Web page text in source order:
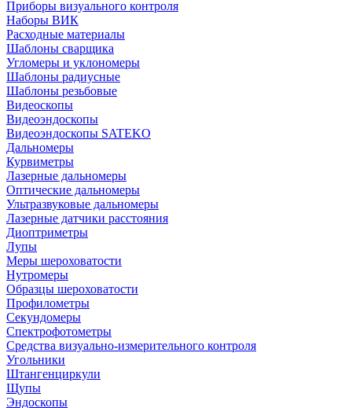
Приборы визуального контроля
Наборы ВИК
Расходные материалы
Шаблоны сварщика
Угломеры и уклономеры
Шаблоны радиусные
Шаблоны резьбовые
Видеоскопы
Видеоэндоскопы
Видеоэндоскопы SATEKO
Дальномеры
Курвиметры
Лазерные дальномеры
Оптические дальномеры
Ультразвуковые дальномеры
Лазерные датчики расстояния
Диоптриметры
Лупы
Меры шероховатости
Нутромеры
Образцы шероховатости
Профилометры
Секундомеры
Спектрофотометры
Средства визуально-измерительного контроля
Угольники
Штангенциркули
Щупы
Эндоскопы